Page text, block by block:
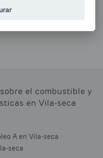
el combustible y
en Vila-seca
A en Vila-seca
seca